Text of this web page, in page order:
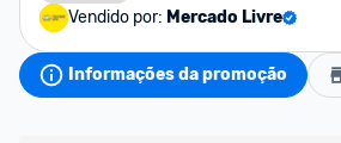
Vendido por: Mercado Livre
Informações da promoção